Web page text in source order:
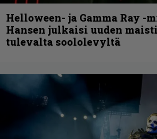
Helloween- ja Gamma Ray -
Hansen julkaisi uuden
tulevalta soololevyltä